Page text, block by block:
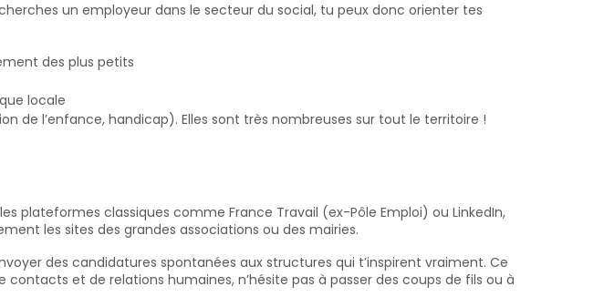
un employeur dans le secteur du social, tu peux donc orienter tes
des plus petits
locale
de l’enfance, handicap). Elles sont très nombreuses sur tout le territoire !
plateformes classiques comme France Travail (ex-Pôle Emploi) ou LinkedIn,
les sites des grandes associations ou des mairies.
des candidatures spontanées aux structures qui t’inspirent vraiment. Ce
et de relations humaines, n’hésite pas à passer des coups de fils ou à